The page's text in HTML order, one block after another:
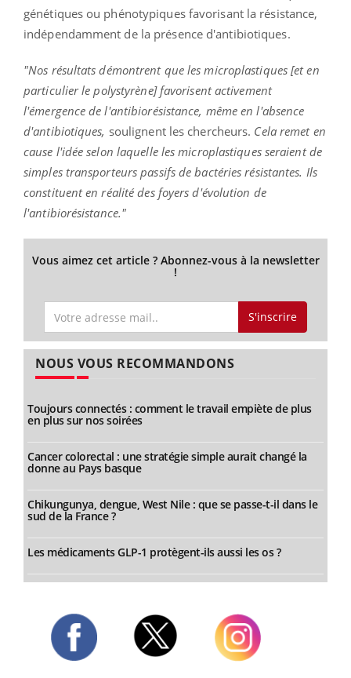
génétiques ou phénotypiques favorisant la résistance,
indépendamment de la présence d'antibiotiques.
"Nos résultats démontrent que les microplastiques [et en
particulier le polystyrène] favorisent activement
l'émergence de l'antibiorésistance, même en l'absence
d'antibiotiques, soulignent les chercheurs. Cela remet en
cause l'idée selon laquelle les microplastiques seraient de
simples transporteurs passifs de bactéries résistantes. Ils
constituent en réalité des foyers d'évolution de
l'antibiorésistance."
Vous aimez cet article ? Abonnez-vous à la newsletter
!
S'inscrire
NOUS VOUS RECOMMANDONS
Toujours connectés : comment le travail empiète de plus
en plus sur nos soirées
Cancer colorectal : une stratégie simple aurait changé la
donne au Pays basque
Chikungunya, dengue, West Nile : que se passe-t-il dans le
sud de la France ?
Les médicaments GLP-1 protègent-ils aussi les os ?